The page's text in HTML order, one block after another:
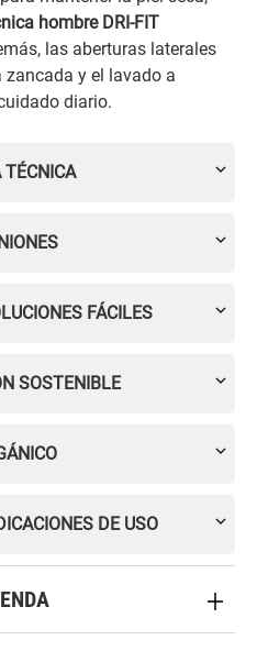
hombre DRI-FIT
las aberturas laterales
y el lavado a
diario.
TÉCNICA
FÁCILES
SOSTENIBLE
DE USO